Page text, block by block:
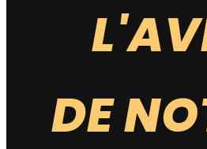
QUALITÉ GUSTATIVE
NOTE
DE